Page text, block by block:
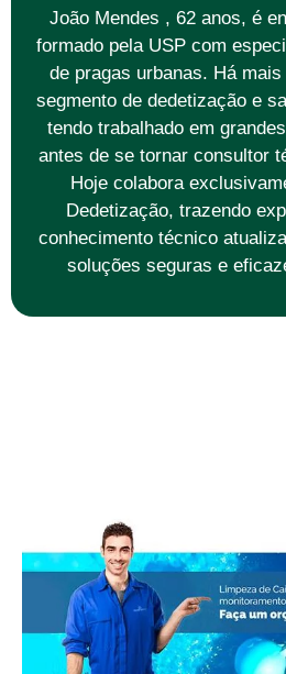
João Mendes , 62 anos, é
formado pela USP com
de pragas urbanas. Há
segmento de dedetização e
tendo trabalhado em
antes de se tornar consultor
Hoje colabora
Dedetização, trazendo
conhecimento técnico
soluções seguras e